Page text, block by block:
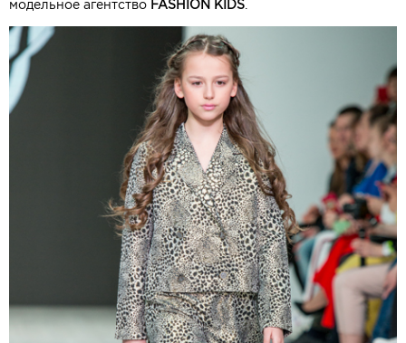
модельное агентство FASHION KIDS